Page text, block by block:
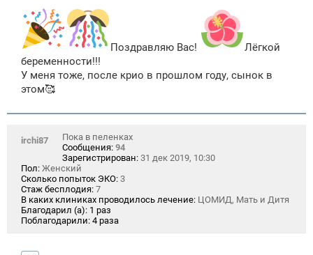
б
щ
е
н
е
Поздравляю Вас!
Лёгкой
беременности!!!
У меня тоже, после крио в прошлом году, сынок в
этом🥰
irchi87
Пока в пеленках
Сообщения: 94
Зарегистрирован: 31 дек 2019, 10:30
Пол: Женский
Сколько попыток ЭКО: 3
Стаж бесплодия: 7
В каких клиниках проводилось лечение: ЦОМИД, Мать и Дитя
Благодарил (а): 1 раз
Поблагодарили: 4 раза